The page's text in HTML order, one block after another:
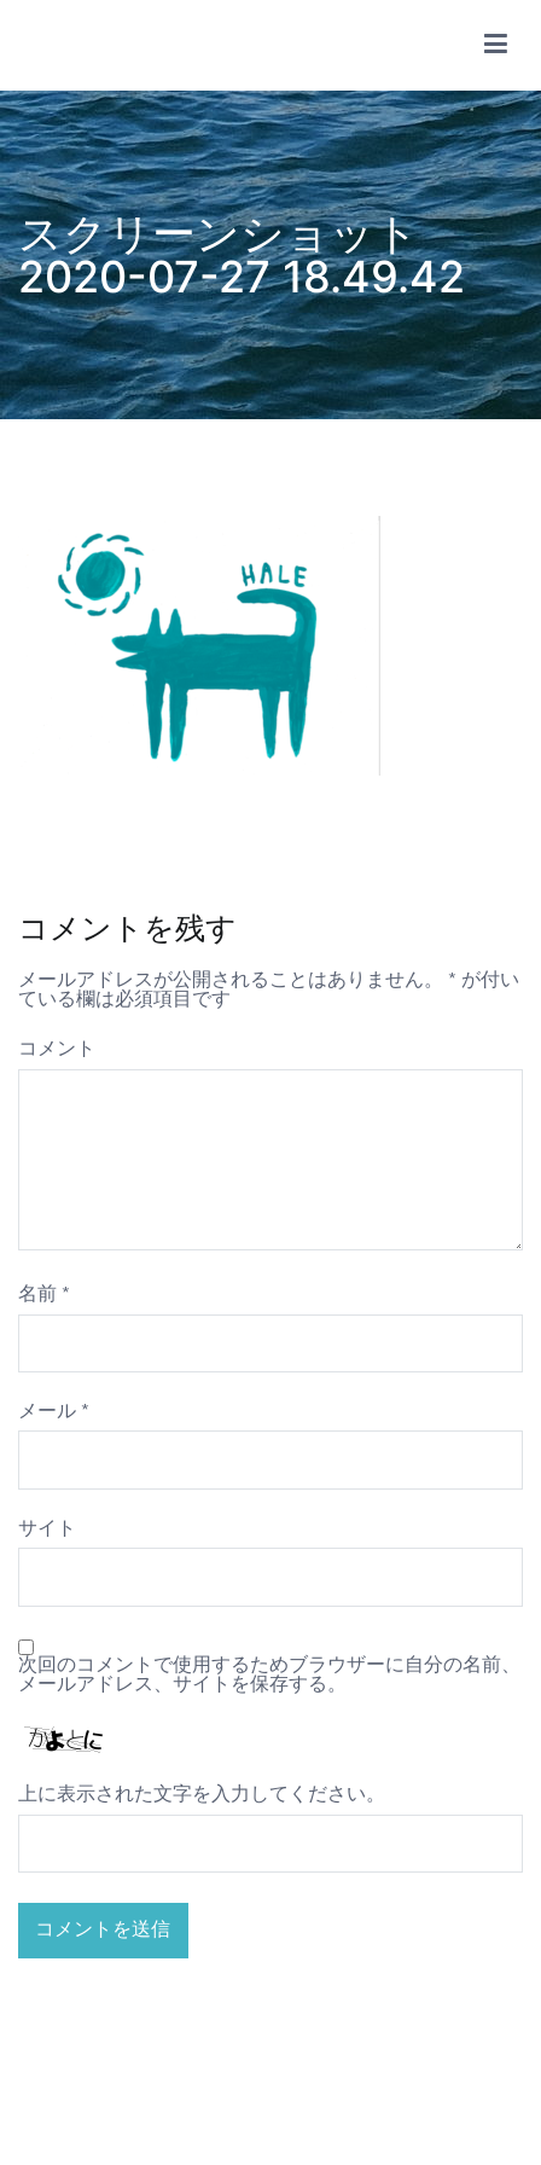
ツ
へ
ス
キ
ッ
プ
スクリーンショット
2020-07-27 18.49.42
コメントを残す
メールアドレスが公開されることはありません。 *が付い
ている欄は必須項目です
コメント
名前*
メール*
サイト
次回のコメントで使用するためブラウザーに自分の名前、
メールアドレス、サイトを保存する。
上に表示された文字を入力してください。